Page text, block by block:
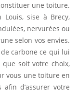
une toiture.
sise à Brecy,
nervurées ou
selon vos envies.
carbone ce qui lui
soit votre choix,
vous une toiture en
d’assurer votre